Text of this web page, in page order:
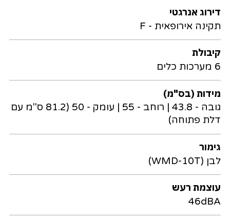
דירוג אנרגטי
תקינה אירופאית - F
קיבולת
6 מערכות כלים
מידות (בס"מ)
גובה - 43.8 | רוחב - 55 | עומק - 50 (81.2 ס"מ עם
דלת פתוחה)
גימור
לבן (WMD-10T)
עוצמת רעש
46dBA